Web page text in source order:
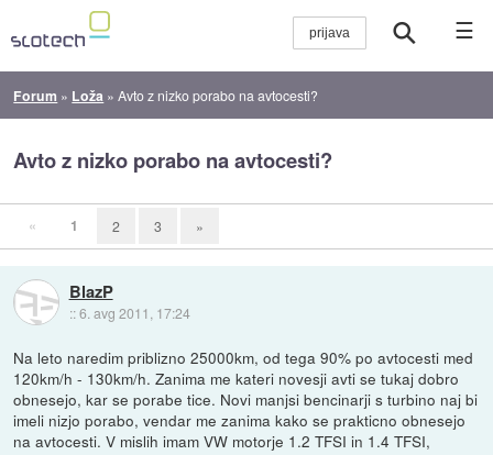
☰
Forum » Loža »Avto z nizko porabo na avtocesti?
Avto z nizko porabo na avtocesti?
« 1 2 3 »
BlazP
::6. avg 2011, 17:24
Na leto naredim priblizno 25000km, od tega 90% po avtocesti med
120km/h - 130km/h. Zanima me kateri novesji avti se tukaj dobro
obnesejo, kar se porabe tice. Novi manjsi bencinarji s turbino naj bi
imeli nizjo porabo, vendar me zanima kako se prakticno obnesejo
na avtocesti. V mislih imam VW motorje 1.2 TFSI in 1.4 TFSI,